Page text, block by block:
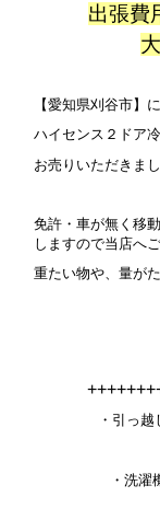
出張費
【愛知県刈谷市】
ハイセンス２ドア
お売りいただきまし
免許・車が無く移
しますので当店へ
重たい物や、量が
・引っ
・洗